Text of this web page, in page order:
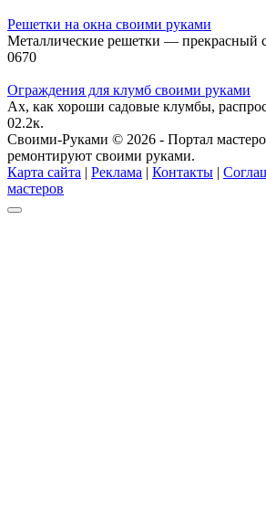
Решетки на окна своими руками
Металлические решетки — прекрасный
0670
Ограждения для клумб своими руками
Ах, как хороши садовые клумбы,
02.2к.
Своими-Руками © 2026 - Портал
ремонтируют своими руками.
Карта сайта | Реклама | Контакты |
мастеров